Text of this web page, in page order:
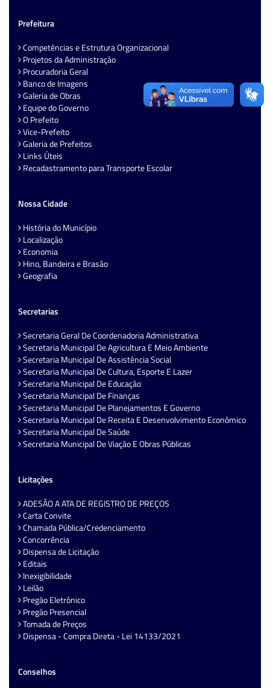
Prefeitura
Competências e Estrutura Organizacional
Projetos da Administração
Procuradoria Geral
Banco de Imagens
Galeria de Obras
Equipe do Governo
O Prefeito
Vice-Prefeito
Galeria de Prefeitos
Links Úteis
Recadastramento para Transporte Escolar
Nossa Cidade
História do Município
Localização
Economia
Hino, Bandeira e Brasão
Geografia
Secretarias
Secretaria Geral De Coordenadoria Administrativa
Secretaria Municipal De Agricultura E Meio Ambiente
Secretaria Municipal De Assistência Social
Secretaria Municipal De Cultura, Esporte E Lazer
Secretaria Municipal De Educação
Secretaria Municipal De Finanças
Secretaria Municipal De Planejamentos E Governo
Secretaria Municipal De Receita E Desenvolvimento Econômico
Secretaria Municipal De Saúde
Secretaria Municipal De Viação E Obras Públicas
Licitações
ADESÃO A ATA DE REGISTRO DE PREÇOS
Carta Convite
Chamada Pública/Credenciamento
Concorrência
Dispensa de Licitação
Editais
Inexigibilidade
Leilão
Pregão Eletrônico
Pregão Presencial
Tomada de Preços
Dispensa - Compra Direta - Lei 14133/2021
Conselhos